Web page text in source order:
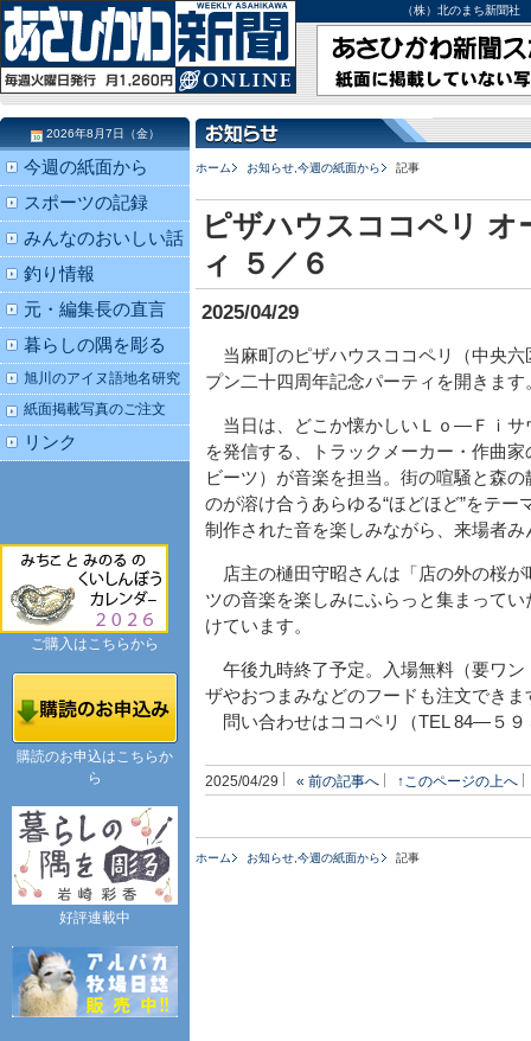
（株）北のまち新聞
ホーム お知らせ 今週の紙面から 記事
ピザハウスココペリ オ
ィ ５／６
2025/04/29
当麻町のピザハウスココペリ（中央六
プン二十四周年記念パーティを開きます
当日は、どこか懐かしいＬｏ―Ｆｉサ
を発信する、トラックメーカー・作曲
ビーツ）が音楽を担当。街の喧騒と森
のが溶け合うあらゆる“ほどほど”をテ
制作された音を楽しみながら、来場者
店主の樋田守昭さんは「店の外の桜が
ツの音楽を楽しみにふらっと集まって
けています。
午後九時終了予定。入場無料（要ワン
ザやおつまみなどのフードも注文できま
問い合わせはココペリ（TEL 84―５９
2025/04/29 « 前の記事へ ↑このページの上へ
ホーム お知らせ 今週の紙面から 記事
2026年8月7日（金）
今週の紙面から
スポーツの記録
みんなのおいしい話
釣り情報
元・編集長の直言
暮らしの隅を彫る
旭川のアイヌ語地名研究
紙面掲載写真のご注文
リンク
ご購入はこちらから
購読のお申込はこちらか
ら
好評連載中